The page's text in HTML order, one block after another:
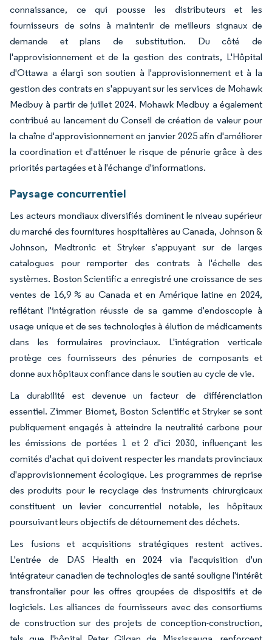
connaissance, ce qui pousse les distributeurs et les
fournisseurs de soins à maintenir de meilleurs signaux de
demande et plans de substitution. Du côté de
l'approvisionnement et de la gestion des contrats, L'Hôpital
d'Ottawa a élargi son soutien à l'approvisionnement et à la
gestion des contrats en s'appuyant sur les services de Mohawk
Medbuy à partir de juillet 2024. Mohawk Medbuy a également
contribué au lancement du Conseil de création de valeur pour
la chaîne d'approvisionnement en janvier 2025 afin d'améliorer
la coordination et d'atténuer le risque de pénurie grâce à des
priorités partagées et à l'échange d'informations.
Paysage concurrentiel
Les acteurs mondiaux diversifiés dominent le niveau supérieur
du marché des fournitures hospitalières au Canada, Johnson &
Johnson, Medtronic et Stryker s'appuyant sur de larges
catalogues pour remporter des contrats à l'échelle des
systèmes. Boston Scientific a enregistré une croissance de ses
ventes de 16,9 % au Canada et en Amérique latine en 2024,
reflétant l'intégration réussie de sa gamme d'endoscopie à
usage unique et de ses technologies à élution de médicaments
dans les formulaires provinciaux. L'intégration verticale
protège ces fournisseurs des pénuries de composants et
donne aux hôpitaux confiance dans le soutien au cycle de vie.
La durabilité est devenue un facteur de différenciation
essentiel. Zimmer Biomet, Boston Scientific et Stryker se sont
publiquement engagés à atteindre la neutralité carbone pour
les émissions de portées 1 et 2 d'ici 2030, influençant les
comités d'achat qui doivent respecter les mandats provinciaux
d'approvisionnement écologique. Les programmes de reprise
des produits pour le recyclage des instruments chirurgicaux
constituent un levier concurrentiel notable, les hôpitaux
poursuivant leurs objectifs de détournement des déchets.
Les fusions et acquisitions stratégiques restent actives.
L'entrée de DAS Health en 2024 via l'acquisition d'un
intégrateur canadien de technologies de santé souligne l'intérêt
transfrontalier pour les offres groupées de dispositifs et de
logiciels. Les alliances de fournisseurs avec des consortiums
de construction sur des projets de conception-construction,